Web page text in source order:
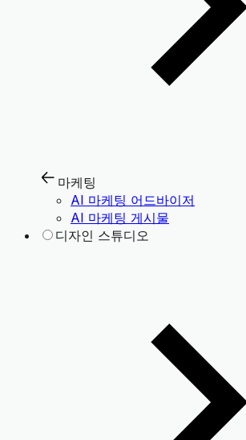
마케팅
AI 마케팅 어드바이저
AI 마케팅 게시물
디자인 스튜디오